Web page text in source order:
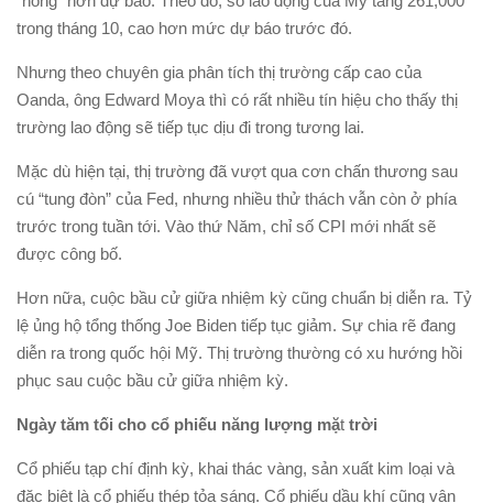
trong tháng 10, cao hơn mức dự báo trước đó.
Nhưng theo chuyên gia phân tích thị trường cấp cao của
Oanda, ông Edward Moya thì có rất nhiều tín hiệu cho thấy thị
trường lao động sẽ tiếp tục dịu đi trong tương lai.
Mặc dù hiện tại, thị trường đã vượt qua cơn chấn thương sau
cú “tung đòn” của Fed, nhưng nhiều thử thách vẫn còn ở phía
trước trong tuần tới. Vào thứ Năm, chỉ số CPI mới nhất sẽ
được công bố.
Hơn nữa, cuộc bầu cử giữa nhiệm kỳ cũng chuẩn bị diễn ra. Tỷ
lệ ủng hộ tổng thống Joe Biden tiếp tục giảm. Sự chia rẽ đang
diễn ra trong quốc hội Mỹ. Thị trường thường có xu hướng hồi
phục sau cuộc bầu cử giữa nhiệm kỳ.
Ngày tăm tối cho cổ phiếu năng lượng mặt trời
Cổ phiếu tạp chí định kỳ, khai thác vàng, sản xuất kim loại và
đặc biệt là cổ phiếu thép tỏa sáng. Cổ phiếu dầu khí cũng vận